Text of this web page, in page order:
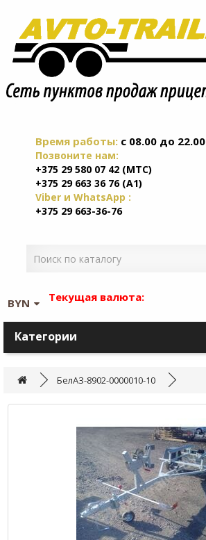
Время работы: c 08.00 до 22.00
Позвоните нам:
+375 29 580 07 42 (МТС)
+375 29 663 36 76 (А1)
Viber и WhatsApp :
+375 29 663-36-76
Текущая валюта:
BYN
Категории
БелАЗ-8902-0000010-10